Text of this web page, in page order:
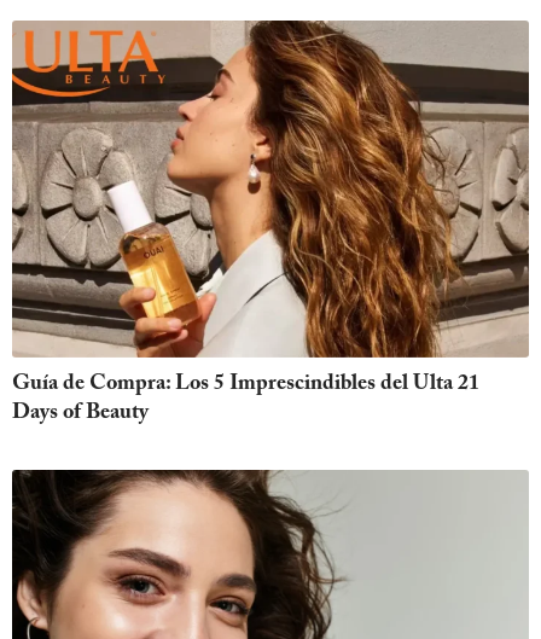
Guía de Compra: Los 5 Imprescindibles del Ulta 21
Days of Beauty